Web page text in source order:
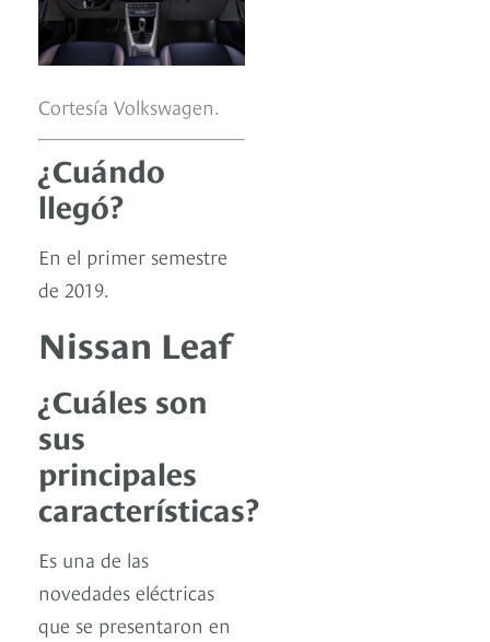
Cortesía Volkswagen.
¿Cuándo
llegó?
En el primer semestre
de 2019.
Nissan Leaf
¿Cuáles son
sus
principales
características?
Es una de las
novedades eléctricas
que se presentaron en